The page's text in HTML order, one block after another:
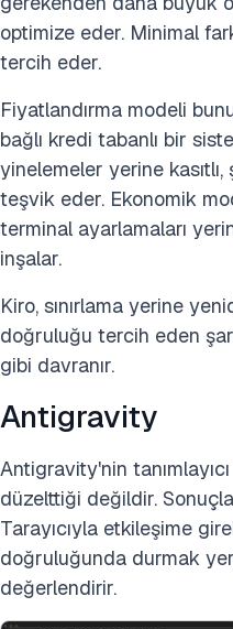
optimize eder. Minimal
tercih eder.
Fiyatlandırma modeli
bağlı kredi tabanlı bir
yinelemeler yerine kasıtlı,
teşvik eder. Ekonomik
terminal ayarlamaları
inşalar.
Kiro, sınırlama yerine
doğruluğu tercih eden
gibi davranır.
Antigravity
Antigravity'nin
düzelttiği değildir.
Tarayıcıyla etkileşime
doğruluğunda durmak
değerlendirir.